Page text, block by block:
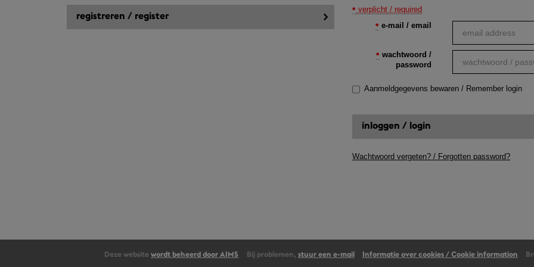
verplicht / required
e-mail / email
wachtwoord /
password
Aanmeldgegevens bewaren / Remember login
Wachtwoord vergeten? / Forgotten password?
Deze websitewordt beheerd door AIMS Bij problemen, stuur een e-mail Informatie over cookies / Cookie information